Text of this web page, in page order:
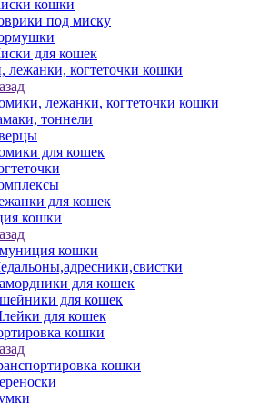
кошки
под миску
для кошек
лежанки, когтеточки кошки
лежанки, когтеточки кошки
тоннели
для кошек
для кошек
кошки
кошки
для кошек
для кошек
для кошек
кошки
кошки